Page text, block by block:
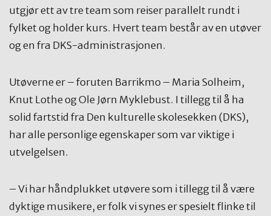
utgjør ett av tre team som reiser parallelt rundt i
fylket og holder kurs. Hvert team består av en utøver
og en fra DKS-administrasjonen.
Utøverne er – foruten Barrikmo – Maria Solheim,
Knut Lothe og Ole Jørn Myklebust. I tillegg til å ha
solid fartstid fra Den kulturelle skolesekken (DKS),
har alle personlige egenskaper som var viktige i
utvelgelsen.
– Vi har håndplukket utøvere som i tillegg til å være
dyktige musikere, er folk vi synes er spesielt flinke til